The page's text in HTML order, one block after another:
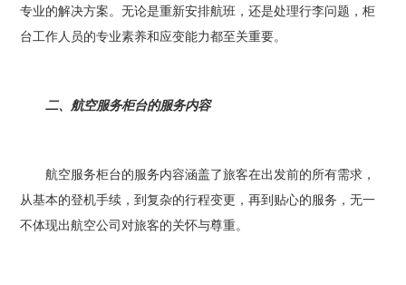
专业的解决方案。无论是重新安排航班，还是处理行李问题，柜
台工作人员的专业素养和应变能力都至关重要。
二、航空服务柜台的服务内容
航空服务柜台的服务内容涵盖了旅客在出发前的所有需求，
从基本的登机手续，到复杂的行程变更，再到贴心的服务，无一
不体现出航空公司对旅客的关怀与尊重。